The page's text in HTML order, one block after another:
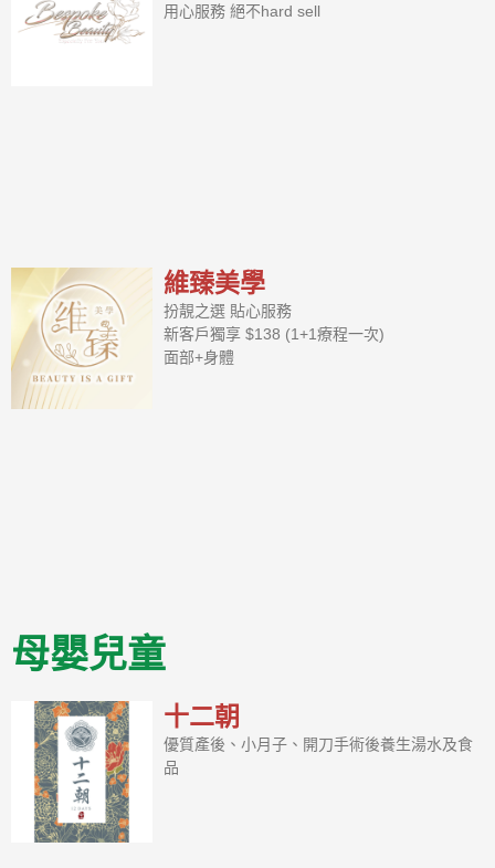
用心服務 絕不hard sell
維臻美學
扮靚之選 貼心服務
新客戶獨享 $138 (1+1療程一次)
面部+身體
母嬰兒童
十二朝
優質產後、小月子、開刀手術後養生湯水及食
品